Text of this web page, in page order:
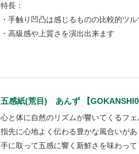
特長：
・手触り凹凸は感じるものの比較的ツ
・高級感や上質さを演出出来ます
五感紙(荒目) あんず 【
心と体に自然のリズムが響いてくるフェ
指先に心地よく伝わる豊かな風合いがあ
手に取って五感に響く新鮮さを味わって